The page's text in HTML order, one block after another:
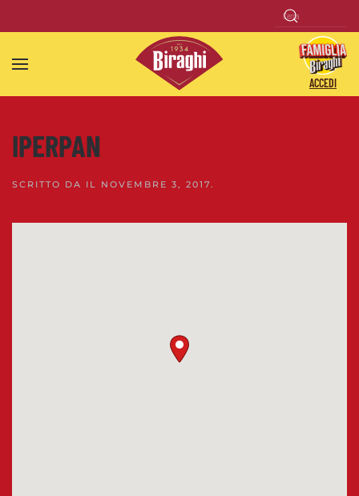
Skip to main content
ACCEDI
IPERPAN
SCRITTO DA IL NOVEMBRE 3, 2017.